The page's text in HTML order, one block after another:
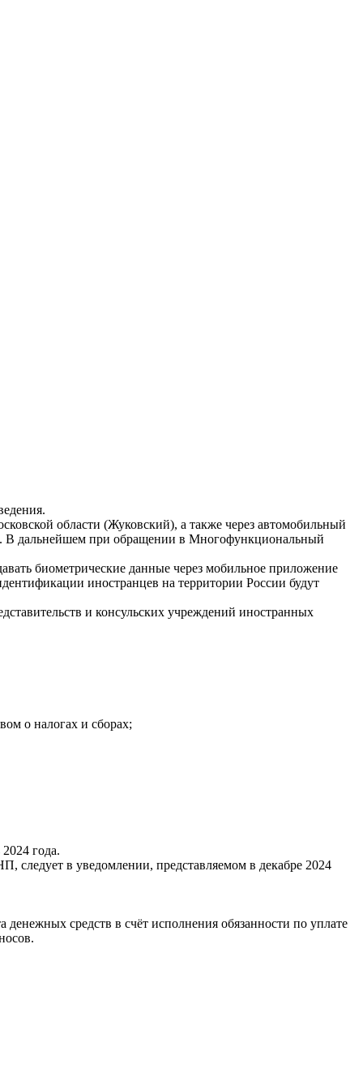
области (Жуковский), а также через автомобильный
В дальнейшем при обращении в Многофункциональный
биометрические данные через мобильное приложение
иностранцев на территории России будут
и консульских учреждений иностранных
о налогах и сборах;
года.
следует в уведомлении, представляемом в декабре 2024
средств в счёт исполнения обязанности по уплате